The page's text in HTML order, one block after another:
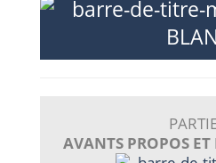
AVANTS PROPOS